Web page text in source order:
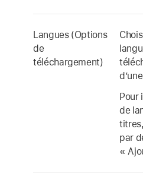
Langues (Options
de
téléchargement)
Pour
de
par
«